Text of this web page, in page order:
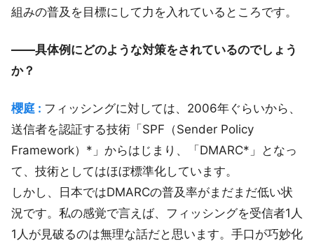
組みの普及を目標にして力を入れているところです。
――具体例にどのような対策をされているのでしょう
か？
櫻庭 : フィッシングに対しては、2006年ぐらいから、
送信者を認証する技術「SPF（Sender Policy
Framework）*」からはじまり、「DMARC*」となっ
て、技術としてはほぼ標準化しています。
しかし、日本ではDMARCの普及率がまだまだ低い状
況です。私の感覚で言えば、フィッシングを受信者1人
1人が見破るのは無理な話だと思います。手口が巧妙化